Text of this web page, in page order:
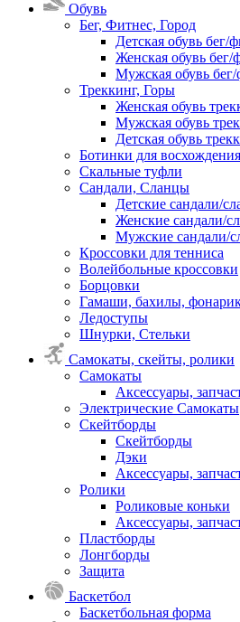
Обувь
Бег, Фитнес, Город
Детская обувь бег/
Женская обувь бег/
Мужская обувь бег/
Треккинг, Горы
Женская обувь
Мужская обувь
Детская обувь
Ботинки для восхождения
Скальные туфли
Сандали, Сланцы
Детские сандали/
Женские сандали/
Мужские сандали/
Кроссовки для тенниса
Волейбольные кроссовки
Борцовки
Гамаши, бахилы,
Ледоступы
Шнурки, Стельки
Самокаты, скейты, ролики
Самокаты
Аксессуары,
Электрические Самокаты
Скейтборды
Скейтборды
Дэки
Аксессуары,
Ролики
Роликовые коньки
Аксессуары,
Пластборды
Лонгборды
Защита
Баскетбол
Баскетбольная форма